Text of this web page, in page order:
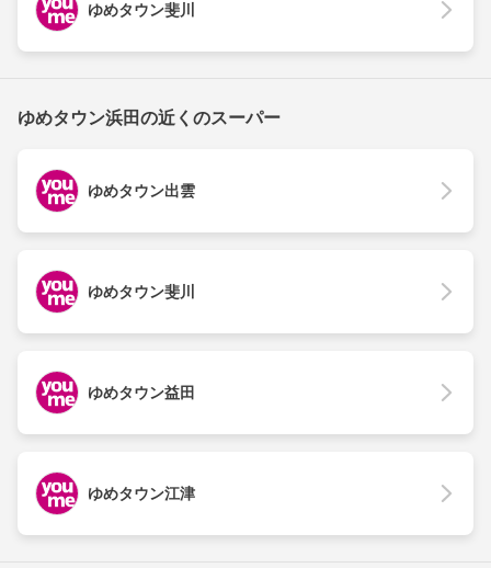
ゆめタウン斐川
ゆめタウン浜田の近くのスーパー
ゆめタウン出雲
ゆめタウン斐川
ゆめタウン益田
ゆめタウン江津